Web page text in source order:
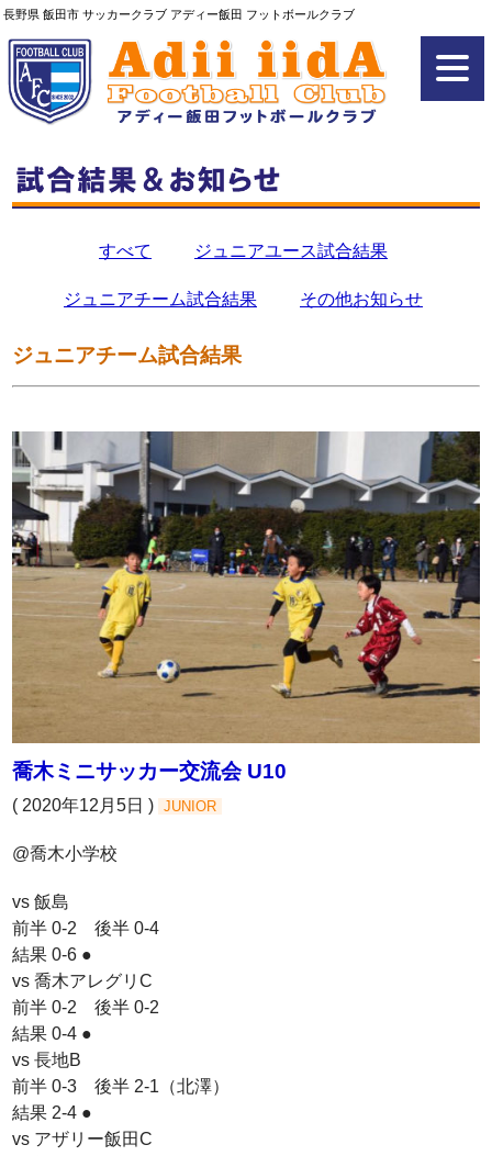
長野県 飯田市 サッカークラブ アディー飯田 フットボールクラブ
すべて ジュニアユース試合結果
ジュニアチーム試合結果 その他お知らせ
ジュニアチーム試合結果
喬木ミニサッカー交流会 U10
( 2020年12月5日 ) JUNIOR
@喬木小学校
vs 飯島
前半 0-2 後半 0-4
結果 0-6 ●
vs 喬木アレグリC
前半 0-2 後半 0-2
結果 0-4 ●
vs 長地B
前半 0-3 後半 2-1（北澤）
結果 2-4 ●
vs アザリー飯田C